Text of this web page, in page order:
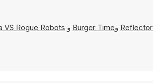
Reflector وBurger Time و VS Rogue Robots